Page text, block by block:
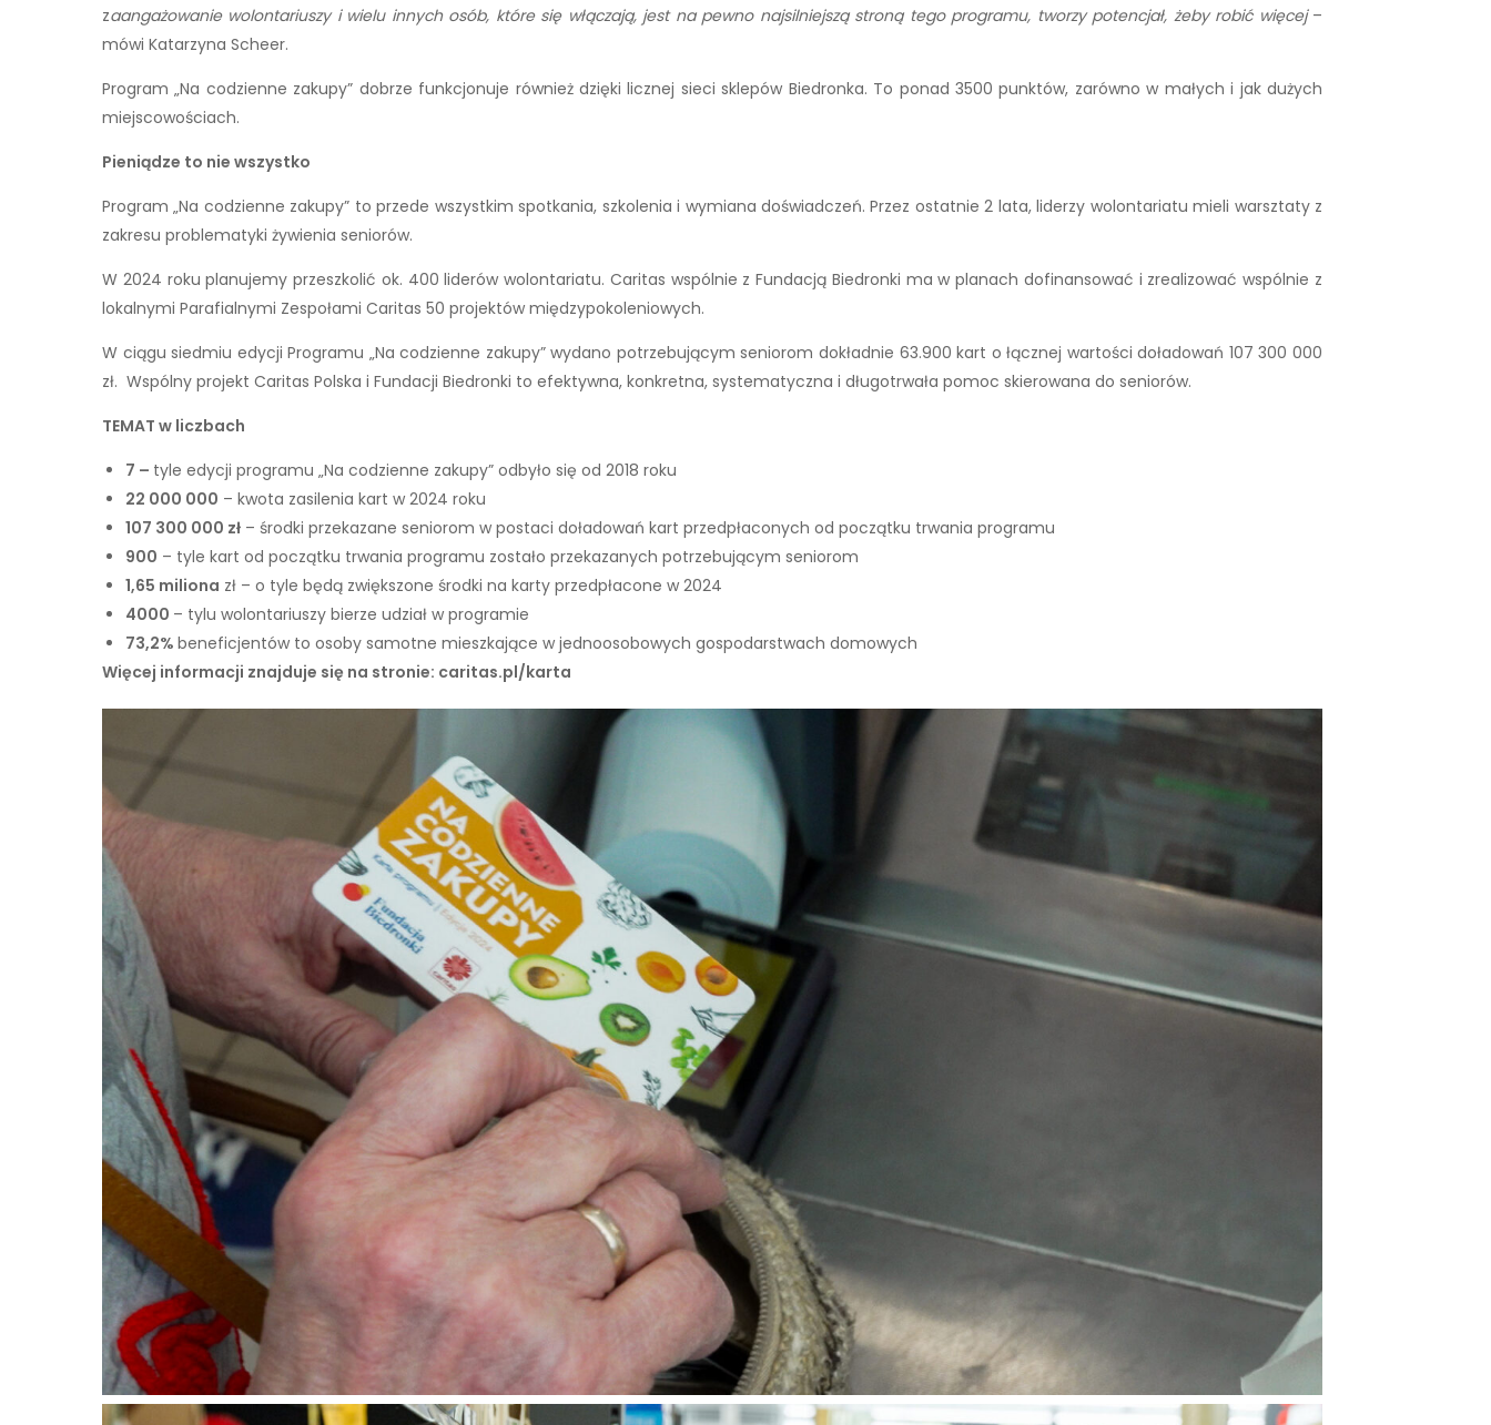
zaangażowanie wolontariuszy i wielu innych osób, które się włączają, jest na pewno najsilniejszą stroną tego programu, tworzy potencjał, żeby robić więcej–
mówi Katarzyna Scheer.
Program „Na codzienne zakupy” dobrze funkcjonuje również dzięki licznej sieci sklepów Biedronka. To ponad 3500 punktów, zarówno w małych i jak dużych
miejscowościach.
Pieniądze to nie wszystko
Program „Na codzienne zakupy” to przede wszystkim spotkania, szkolenia i wymiana doświadczeń. Przez ostatnie 2 lata, liderzy wolontariatu mieli warsztaty z
zakresu problematyki żywienia seniorów.
W 2024 roku planujemy przeszkolić ok. 400 liderów wolontariatu. Caritas wspólnie z Fundacją Biedronki ma w planach dofinansować i zrealizować wspólnie z
lokalnymi Parafialnymi Zespołami Caritas 50 projektów międzypokoleniowych.
W ciągu siedmiu edycji Programu „Na codzienne zakupy” wydano potrzebującym seniorom dokładnie 63.900 kart o łącznej wartości doładowań 107 300 000
zł. Wspólny projekt Caritas Polska i Fundacji Biedronki to efektywna, konkretna, systematyczna i długotrwała pomoc skierowana do seniorów.
TEMAT w liczbach
7 – tyle edycji programu „Na codzienne zakupy” odbyło się od 2018 roku
22 000 000 – kwota zasilenia kart w 2024 roku
107 300 000 zł – środki przekazane seniorom w postaci doładowań kart przedpłaconych od początku trwania programu
900 – tyle kart od początku trwania programu zostało przekazanych potrzebującym seniorom
1,65 miliona zł – o tyle będą zwiększone środki na karty przedpłacone w 2024
4000 – tylu wolontariuszy bierze udział w programie
73,2% beneficjentów to osoby samotne mieszkające w jednoosobowych gospodarstwach domowych
Więcej informacji znajduje się na stronie: caritas.pl/karta